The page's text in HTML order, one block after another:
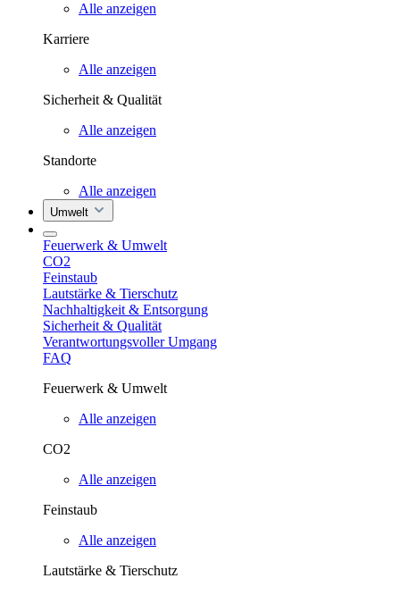
Alle anzeigen
Karriere
Alle anzeigen
Sicherheit & Qualität
Alle anzeigen
Standorte
Alle anzeigen
Umwelt
Feuerwerk & Umwelt
CO2
Feinstaub
Lautstärke & Tierschutz
Nachhaltigkeit & Entsorgung
Sicherheit & Qualität
Verantwortungsvoller Umgang
FAQ
Feuerwerk & Umwelt
Alle anzeigen
CO2
Alle anzeigen
Feinstaub
Alle anzeigen
Lautstärke & Tierschutz